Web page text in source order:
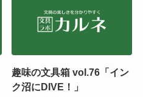
趣味の文具箱 vol.76「イン
ク沼にDIVE！」